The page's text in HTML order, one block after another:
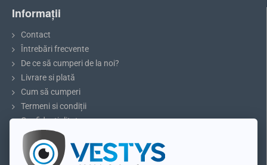
Informații
Contact
Întrebări frecvente
De ce să cumperi de la noi?
Livrare si plată
Cum să cumperi
Termeni si condiții
Confidențialitate
Reclamații și retururi
5 sfaturi pentru parcare sau marșarier